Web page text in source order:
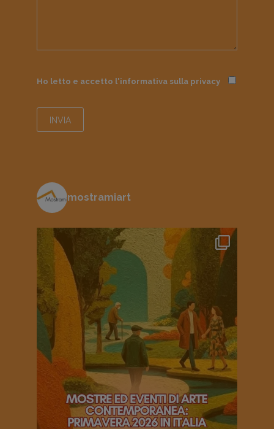
Ho letto e accetto l'informativa sulla privacy
mostramiart